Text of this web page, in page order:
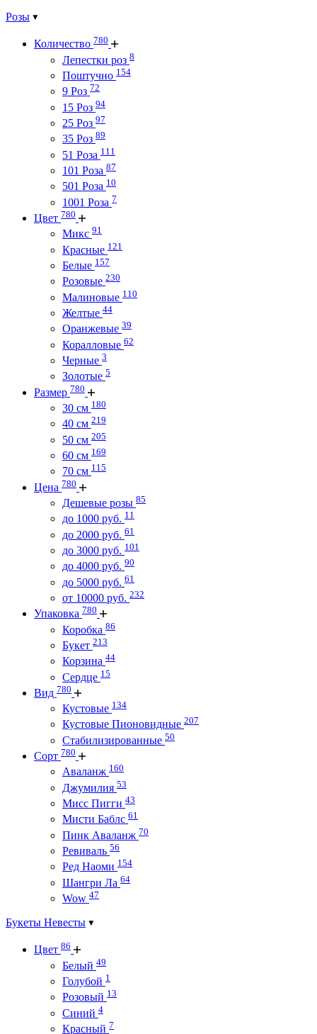
Розы
Количество 780
Лепестки роз 8
Поштучно 154
9 Роз 72
15 Роз 94
25 Роз 97
35 Роз 89
51 Роза 111
101 Роза 87
501 Роза 10
1001 Роза 7
Цвет 780
Микс 91
Красные 121
Белые 157
Розовые 230
Малиновые 110
Желтые 44
Оранжевые 39
Коралловые 62
Черные 3
Золотые 5
Размер 780
30 см 180
40 см 219
50 см 205
60 см 169
70 см 115
Цена 780
Дешевые розы 85
до 1000 руб. 11
до 2000 руб. 61
до 3000 руб. 101
до 4000 руб. 90
до 5000 руб. 61
от 10000 руб. 232
Упаковка 780
Коробка 86
Букет 213
Корзина 44
Сердце 15
Вид 780
Кустовые 134
Кустовые Пионовидные 207
Стабилизированные 50
Сорт 780
Аваланж 160
Джумилия 53
Мисс Пигги 43
Мисти Баблс 61
Пинк Аваланж 70
Ревиваль 56
Ред Наоми 154
Шангри Ла 64
Wow 47
Букеты Невесты
Цвет 86
Белый 49
Голубой 1
Розовый 13
Синий 4
Красный 7